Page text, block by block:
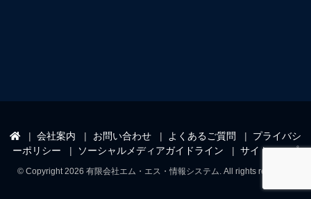
会社案内 お問い合わせ よくあるご質問
プライバシ
ーポリシー
ソーシャルメディアガイドライン サイトマップ
© Copyright 2026 有限会社エム・エス・情報システム. All rights reserved.